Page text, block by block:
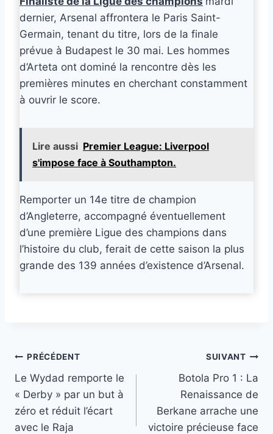
dernier, Arsenal affrontera le Paris Saint-
Germain, tenant du titre, lors de la finale
prévue à Budapest le 30 mai. Les hommes
d’Arteta ont dominé la rencontre dès les
premières minutes en cherchant constamment
à ouvrir le score.
Lire aussi Premier League: Liverpool
s'impose face à Southampton.
Remporter un 14e titre de champion
d’Angleterre, accompagné éventuellement
d’une première Ligue des champions dans
l’histoire du club, ferait de cette saison la plus
grande des 139 années d’existence d’Arsenal.
Navigation
de
l’article
PRÉCÉDENT
Le Wydad remporte le
« Derby » par un but à
zéro et réduit l’écart
avec le Raja
SUIVANT
Botola Pro 1 : La
Renaissance de
Berkane arrache une
victoire précieuse face